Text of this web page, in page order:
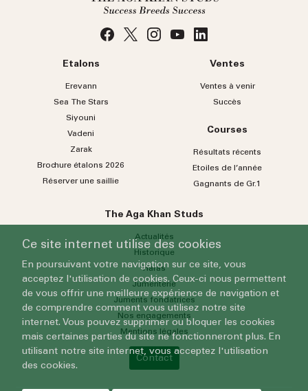
Etalons
Erevann
Sea TheStars
Siyouni
Vadeni
Zarak
Brochure étalons 2026
Réserver une saillie
Ventes
Ventes à venir
Succès
Courses
Résultats récents
Etoiles de l’année
Gagnants de Gr.1
The Aga Khan Studs
Actualités
Historique
Haras
Jumenterie
Juments fondatrices
Nos engagements
Mentions légales
Contact
Ce site internet utilise des cookies
En poursuivant votre navigation sur ce site, vous
acceptez l'utilisation de cookies. Ceux-ci nous permettent
de vous offrir une meilleure expérience de navigation et
de comprendre comment vous utilisez notre site
internet. Vous pouvez supprimer ou bloquer les cookies
mais certaines parties du site ne fonctionneront plus. En
utilisant notre site internet, vous acceptez l'utilisation
des cookies.